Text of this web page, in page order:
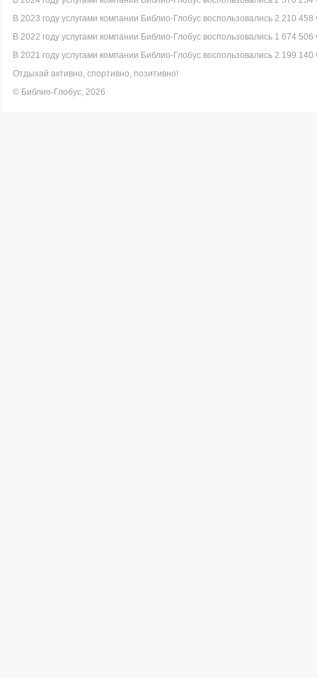
В 2023 году услугами компании Библио-Глобус воспользовались 2 210 458
В 2022 году услугами компании Библио-Глобус воспользовались 1 674 506
В 2021 году услугами компании Библио-Глобус воспользовались 2 199 140
Отдыхай активно, спортивно, позитивно!
© Библио-Глобус, 2026